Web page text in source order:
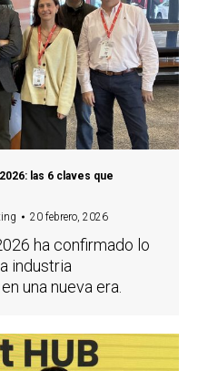
las 6 claves que
20 febrero, 2026
ha confirmado lo
industria
una nueva era.